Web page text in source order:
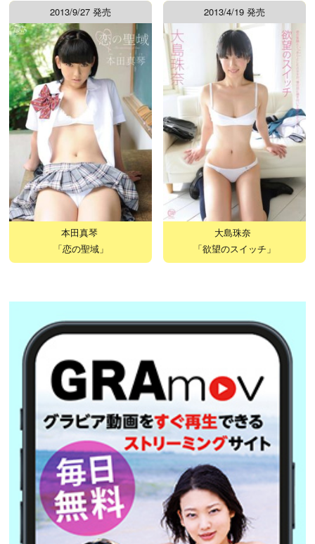
2013/9/27 発売
本田真琴
「恋の聖域」
2013/4/19 発売
大島珠奈
「欲望のスイッチ」